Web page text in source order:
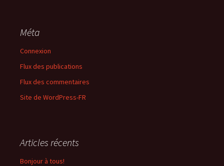
Méta
Connexion
Flux des publications
Flux des commentaires
Site de WordPress-FR
Articles récents
Bonjour à tous!